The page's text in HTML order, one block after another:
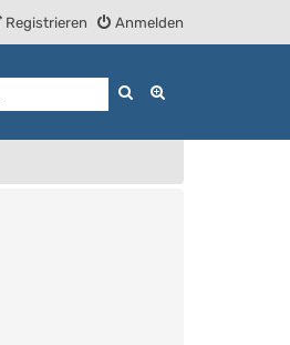
Anmelden
Registrieren
Suche